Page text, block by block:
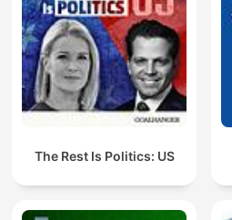
The Rest Is Politics: US